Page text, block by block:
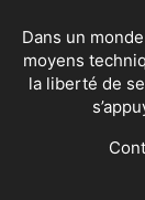
Dans un
moyens
la liberté de